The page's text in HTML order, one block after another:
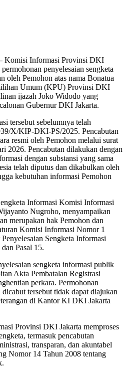
Komisi Informasi Provinsi DKI
penyelesaian sengketa
oleh Pemohon atas nama Bonatua
Umum (KPU) Provinsi DKI
ijazah Joko Widodo yang
Gubernur DKI Jakarta.
tersebut sebelumnya telah
X/KIP-DKI-PS/2025. Pencabutan
resmi oleh Pemohon melalui surat
2026. Pencabutan dilakukan dengan
dengan substansi yang sama
telah diputus dan dikabulkan oleh
kebutuhan informasi Pemohon
Informasi Komisi Informasi
Nugroho, menyampaikan
merupakan hak Pemohon dan
Komisi Informasi Nomor 1
Sengketa Informasi
Pasal 15.
sengketa informasi publik
Akta Pembatalan Registrasi
perkara. Permohonan
tersebut tidak dapat diajukan
di Kantor KI DKI Jakarta
Provinsi DKI Jakarta memproses
termasuk pencabutan
transparan, dan akuntabel
Nomor 14 Tahun 2008 tentang